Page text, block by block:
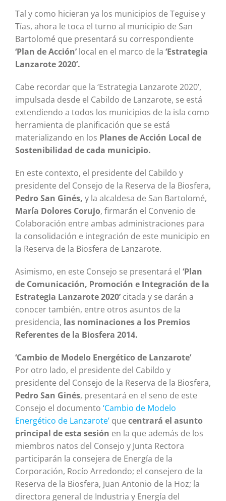
Tal y como hicieran ya los municipios de Teguise y
Tías, ahora le toca el turno al municipio de San
Bartolomé que presentará su correspondiente
‘Plan de Acción’local en el marco de la ‘Estrategia
Lanzarote 2020’.
Cabe recordar que la ‘Estrategia Lanzarote 2020’,
impulsada desde el Cabildo de Lanzarote, se está
extendiendo a todos los municipios de la isla como
herramienta de planificación que se está
materializando en los Planes de Acción Local de
Sostenibilidad de cada municipio.
En este contexto, el presidente del Cabildo y
presidente del Consejo de la Reserva de la Biosfera,
Pedro San Ginés, y la alcaldesa de San Bartolomé,
María Dolores Corujo, firmarán el Convenio de
Colaboración entre ambas administraciones para
la consolidación e integración de este municipio en
la Reserva de la Biosfera de Lanzarote.
Asimismo, en este Consejo se presentará el ‘Plan
de Comunicación, Promoción e Integración de la
Estrategia Lanzarote 2020’citada y se darán a
conocer también, entre otros asuntos de la
presidencia, las nominaciones a los Premios
Referentes de la Biosfera 2014.
‘Cambio de Modelo Energético de Lanzarote’
Por otro lado, el presidente del Cabildo y
presidente del Consejo de la Reserva de la Biosfera,
Pedro San Ginés, presentará en el seno de este
Consejo el documento ‘Cambio de Modelo
Energético de Lanzarote’ que centrará el asunto
principal de esta sesión en la que además de los
miembros natos del Consejo y Junta Rectora
participarán la consejera de Energía de la
Corporación, Rocío Arredondo; el consejero de la
Reserva de la Biosfera, Juan Antonio de la Hoz; la
directora general de Industria y Energía del